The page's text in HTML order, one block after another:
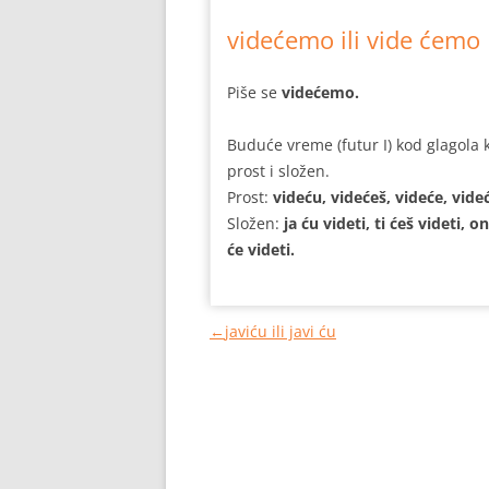
videćemo ili vide ćemo
Piše se videćemo.
Buduće vreme (futur I) kod glagola
prost i složen.
Prost: videću, videćeš, videće,
Složen: ja ću videti, ti ćeš videti,
će videti.
←javiću ili javi ću